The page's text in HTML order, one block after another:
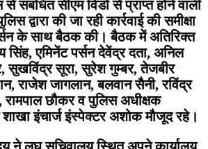
संबंधित सीएम विंडो से प्राप्त होने वाली
द्वारा की जा रही कार्रवाई की समीक्षा
के साथ बैठक की। बैठक में अतिरिक्त
सिंह, एमिनेंट पर्सन देवेंद्र दता, अनिल
सुखविंद्र सूरा, सुरेश गुम्बर, तेजबीर
राजेश जागलान, बलवान सैनी, रविंद्र
छौकर व पुलिस अधीक्षक
शाखा इंचार्ज इंस्पेक्टर अशोक मौजूद रहे।